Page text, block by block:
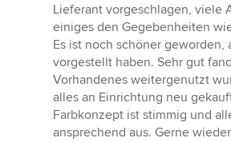
Lieferant vorgeschlagen, viele
einiges den Gegebenheiten
Es ist noch schöner geworden,
vorgestellt haben. Sehr gut
Vorhandenes weitergenutzt
alles an Einrichtung neu
Farbkonzept ist stimmig und
ansprechend aus. Gerne